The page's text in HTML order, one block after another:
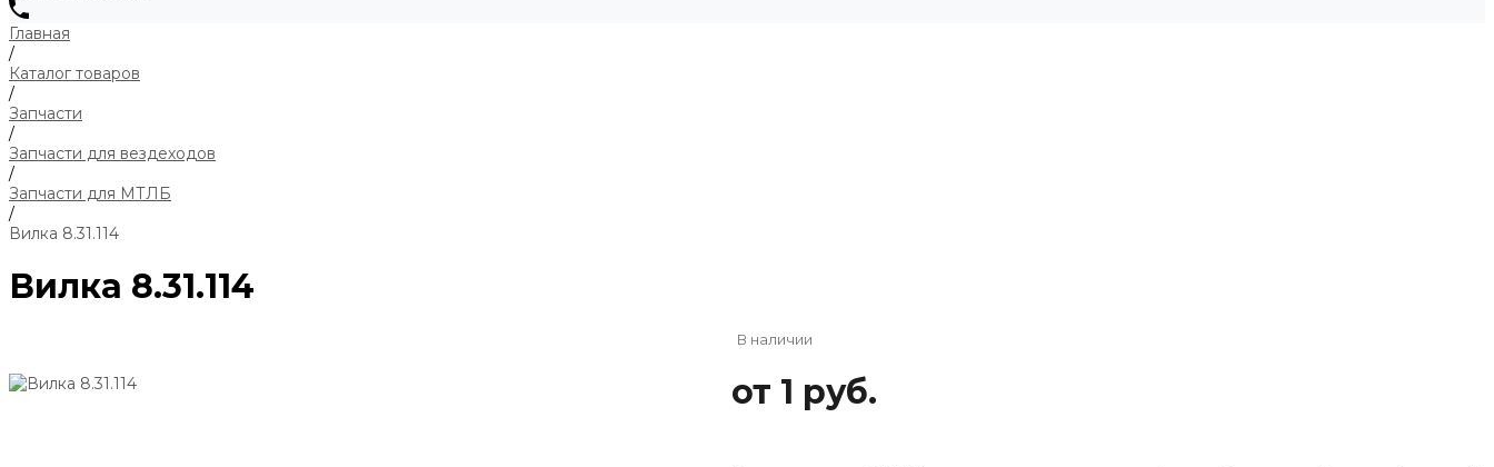
Главная
/
Каталог товаров
/
Запчасти
/
Запчасти для вездеходов
/
Запчасти для МТЛБ
/
Вилка 8.31.114
Вилка 8.31.114
В наличии
от 1 руб.